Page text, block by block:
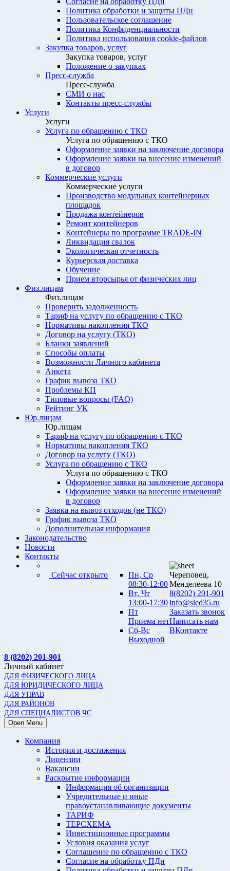
Политика обработки и защиты ПДн
Пользовательское соглашение
Политика Конфиденциальности
Политика использования cookie-файлов
Закупка товаров, услуг
Закупка товаров, услуг
Положение о закупках
Пресс-служба
Пресс-служба
СМИ о нас
Контакты пресс-службы
Услуги
Услуги
Услуга по обращению с ТКО
Услуга по обращению с ТКО
Оформление заявки на заключение договора
Оформление заявки на внесение изменений
в договор
Коммерческие услуги
Коммерческие услуги
Производство модульных контейнерных
площадок
Продажа контейнеров
Ремонт контейнеров
Контейнеры по программе TRADE-IN
Ликвидация свалок
Экологическая отчетность
Курьерская доставка
Обучение
Прием вторсырья от физических лиц
Физ.лицам
Физ.лицам
Проверить задолженность
Тариф на услугу по обращению с ТКО
Нормативы накопления ТКО
Договор на услугу (ТКО)
Бланки заявлений
Способы оплаты
Возможности Личного кабинета
Анкета
График вывоза ТКО
Проблемы КП
Типовые вопросы (FAQ)
Рейтинг УК
Юр.лицам
Юр.лицам
Тариф на услугу по обращению с ТКО
Нормативы накопления ТКО
Договор на услугу (ТКО)
Услуга по обращению с ТКО
Услуга по обращению с ТКО
Оформление заявки на заключение договора
Оформление заявки на внесение изменений
в договор
Заявка на вывоз отходов (не ТКО)
График вывоза ТКО
Дополнительная информация
Законодательство
Новости
Контакты
Сейчас открыто
Пн, Ср
08:30-12:00
Вт, Чт
13:00-17:30
Пт
Приема нет
Сб-Вс
Выходной
Череповец,
Менделеева 10
8(8202) 201-901
info@sled35.ru
Заказать звонок
Написать нам
ВКонтакте
8 (8202) 201-901
Личный кабинет
ДЛЯ ФИЗИЧЕСКОГО ЛИЦА
ДЛЯ ЮРИДИЧЕСКОГО ЛИЦА
ДЛЯ УПРАВ
ДЛЯ РАЙОНОВ
ДЛЯ СПЕЦИАЛИСТОВ ЧС
Open Menu
Компания
История и достижения
Лицензии
Вакансии
Раскрытие информации
Информация об организации
Учредительные и иные
правоустанавливающие документы
ТАРИФ
ТЕРСХЕМА
Инвестиционные программы
Условия оказания услуг
Соглашение по обращению с ТКО
Согласие на обработку ПДн